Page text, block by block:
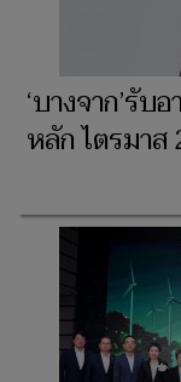
‘บางจาก’รั
หลัก ไตรมาส